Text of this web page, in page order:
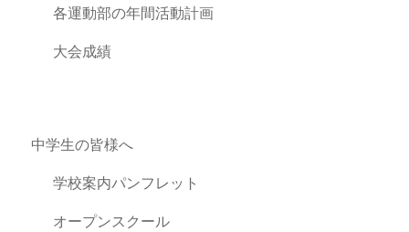
各運動部の年間活動計画
大会成績
中学生の皆様へ
学校案内パンフレット
オープンスクール